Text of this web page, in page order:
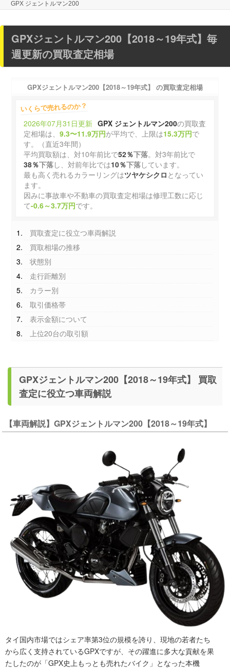
GPX ジェントルマン200
GPXジェントルマン200【2018～19年式】毎
週更新の買取査定相場
GPXジェントルマン200【2018～19年式】 の買取査定相場
いくらで売れるのか？
2026年07月31日更新 GPX ジェントルマン200の買取査
定相場は、9.3〜11.9万円が平均で、上限は15.3万円で
す。（直近3年間）
平均買取額は、対10年前比で52％下落。対3年前比で
38％下落し、対前年比では10％下落しています。
最も高く売れるカラーリングはツヤケシクロ となってい
ます。
因みに事故車や不動車の買取査定相場は修理工数に応じ
て-0.6～3.7万円です。
買取査定に役立つ車両解説
買取相場の推移
状態別
走行距離別
カラー別
取引価格帯
表示金額について
上位20台の取引額
GPXジェントルマン200【2018～19年式】 買取
査定に役立つ車両解説
【車両解説】GPXジェントルマン200【2018～19年式】
タイ国内市場ではシェア率第3位の規模を誇り、現地の若者たち
から広く支持されているGPXですが、その躍進に多大な貢献を果
たしたのが「GPX史上もっとも売れたバイク」となった本機